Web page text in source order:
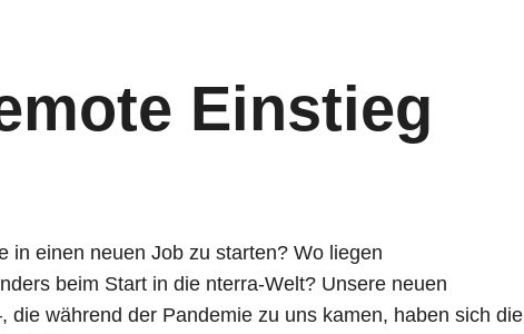
Einstieg
in einen neuen Job zu starten? Wo liegen
beim Start in die nterra-Welt? Unsere neuen
die während der Pandemie zu uns kamen, haben sich die